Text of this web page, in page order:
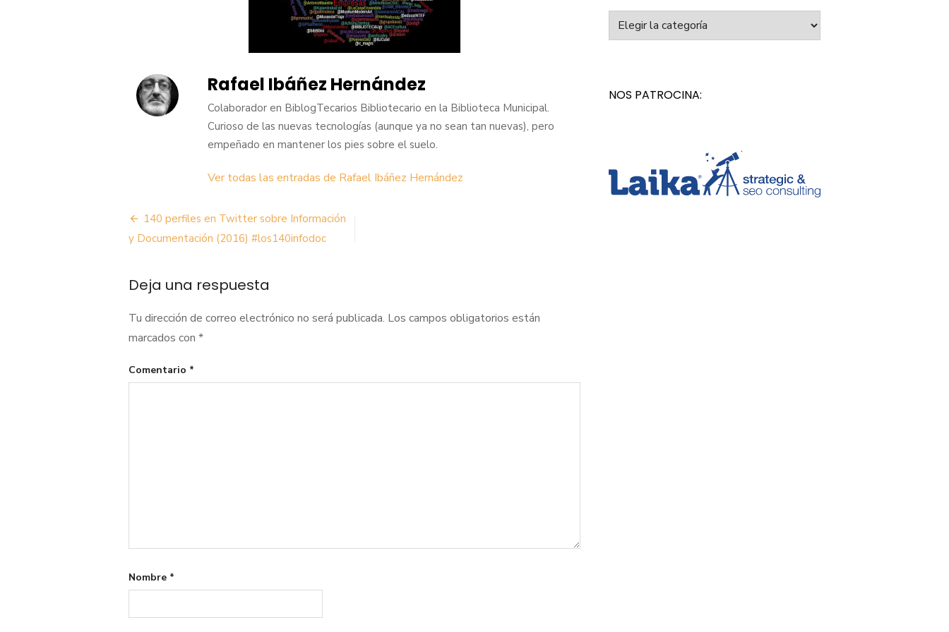
Rafael Ibáñez Hernández
Colaborador en BiblogTecarios Bibliotecario en la Biblioteca Municipal.
Curioso de las nuevas tecnologías (aunque ya no sean tan nuevas), pero
empeñado en mantener los pies sobre el suelo.
Ver todas las entradas de Rafael Ibáñez Hernández
Navegación
de
140 perfiles en Twitter sobre Información
y Documentación (2016) #los140infodoc
Deja una respuesta
Tu dirección de correo electrónico no será publicada. Los campos obligatorios están
marcados con *
Comentario *
Nombre *
NOS PATROCINA: